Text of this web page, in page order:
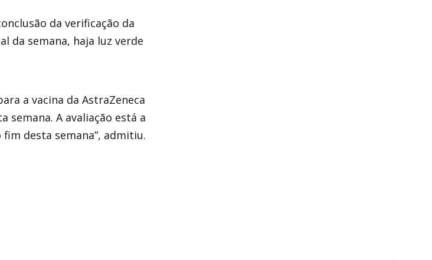
da verificação da
da semana, haja luz verde
a vacina da AstraZeneca
semana. A avaliação está a
desta semana”, admitiu.